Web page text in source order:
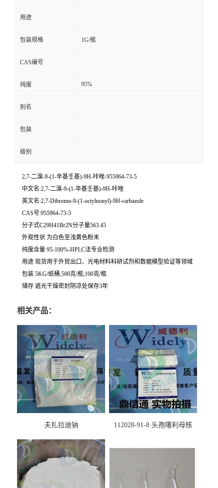
用途
包装规格 1G/瓶
CAS编号
纯度 95%
别名
包装
级别
2,7-二溴-9-(1-辛基壬基)-9H-咔唑-955964-73-5
中文名:2,7-二溴-9-(1-辛基壬基)-9H-咔唑
英文名:2,7-Dibromo-9-(1-octylnonyl)-9H-carbazole
CAS号:955964-73-5
分子式C29H41Br2N分子量563.45
外观性状 为白色至浅黄色粉末
纯度含量 95-100%-HPLC法专业检测
用途 现货用于外贸出口、光电材料科研试剂和数据模型验证等领域
包装 5KG/纸桶;500克/瓶;100克/瓶
储存 遮光干燥密封阴凉处保存3年
相关产品：
夫扎拉迪钠
112028-91-8 头孢噻利母核